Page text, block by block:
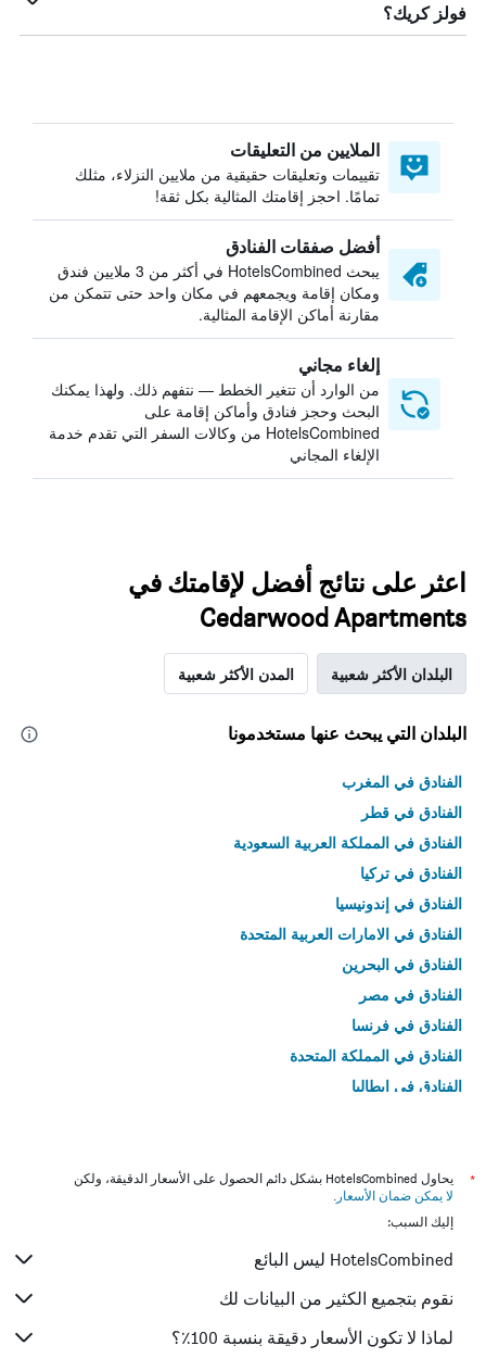
فولز كريك؟
الملايين من التعليقات
تقييمات وتعليقات حقيقية من ملايين النزلاء، مثلك
تمامًا. احجز إقامتك المثالية بكل ثقة!
أفضل صفقات الفنادق
يبحث HotelsCombined في أكثر من 3 ملايين فندق
ومكان إقامة ويجمعهم في مكان واحد حتى تتمكن من
مقارنة أماكن الإقامة المثالية.
إلغاء مجاني
من الوارد أن تتغير الخطط — نتفهم ذلك. ولهذا يمكنك
البحث وحجز فنادق وأماكن إقامة على
HotelsCombined من وكالات السفر التي تقدم خدمة
الإلغاء المجاني
اعثر على نتائج أفضل لإقامتك في
Cedarwood Apartments
البلدان الأكثر شعبية المدن الأكثر شعبية
البلدان التي يبحث عنها مستخدمونا
الفنادق في المغرب
الفنادق في قطر
الفنادق في المملكة العربية السعودية
الفنادق في تركيا
الفنادق في إندونيسيا
الفنادق في الامارات العربية المتحدة
الفنادق في البحرين
الفنادق في مصر
الفنادق في فرنسا
الفنادق في المملكة المتحدة
الفنادق في إيطاليا
*
يحاول HotelsCombined بشكل دائم الحصول على الأسعار الدقيقة، ولكن
لا يمكن ضمان الأسعار .
إليك السبب:
HotelsCombined ليس البائع
نقوم بتجميع الكثير من البيانات لك
لماذا لا تكون الأسعار دقيقة بنسبة 100٪؟